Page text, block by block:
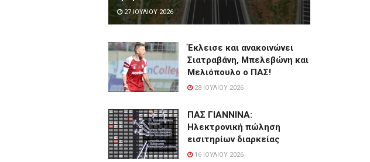
27 ΙΟΥΛΊΟΥ 2026
Έκλεισε και ανακοινώνει
Σιατραβάνη, Μπελεβώνη και
Μελιόπουλο ο ΠΑΣ!
28 ΙΟΥΛΊΟΥ 2026
ΠΑΣ ΓΙΑΝΝΙΝΑ:
Hλεκτρονική πώληση
εισιτηρίων διαρκείας
16 ΙΟΥΛΊΟΥ 2026